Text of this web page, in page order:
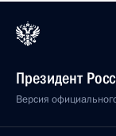
Президент
Версия